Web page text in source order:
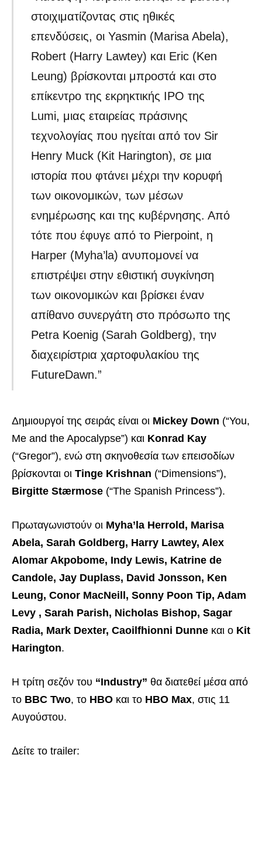
στοιχιματίζοντας στις ηθικές
επενδύσεις, οι Yasmin (Marisa Abela),
Robert (Harry Lawtey) και Eric (Ken
Leung) βρίσκονται μπροστά και στο
επίκεντρο της εκρηκτικής IPO της
Lumi, μιας εταιρείας πράσινης
τεχνολογίας που ηγείται από τον Sir
Henry Muck (Kit Harington), σε μια
ιστορία που φτάνει μέχρι την κορυφή
των οικονομικών, των μέσων
ενημέρωσης και της κυβέρνησης. Από
τότε που έφυγε από το Pierpoint, η
Harper (Myha’la) ανυπομονεί να
επιστρέψει στην εθιστική συγκίνηση
των οικονομικών και βρίσκει έναν
απίθανο συνεργάτη στο πρόσωπο της
Petra Koenig (Sarah Goldberg), την
διαχειρίστρια χαρτοφυλακίου της
FutureDawn.”
Δημιουργοί της σειράς είναι οι Mickey Down (“You,
Me and the Apocalypse”) και Konrad Kay
(“Gregor”), ενώ στη σκηνοθεσία των επεισοδίων
βρίσκονται οι Tinge Krishnan (“Dimensions”),
Birgitte Stærmose (“The Spanish Princess”).
Πρωταγωνιστούν οι Myha’la Herrold, Marisa
Abela, Sarah Goldberg, Harry Lawtey, Alex
Alomar Akpobome, Indy Lewis, Katrine de
Candole, Jay Duplass, David Jonsson, Ken
Leung, Conor MacNeill, Sonny Poon Tip, Adam
Levy , Sarah Parish, Nicholas Bishop, Sagar
Radia, Mark Dexter, Caoilfhionni Dunne και ο Kit
Harington.
Η τρίτη σεζόν του “Industry” θα διατεθεί μέσα από
το BBC Two, το HBO και το HBO Max, στις 11
Αυγούστου.
Δείτε το trailer: